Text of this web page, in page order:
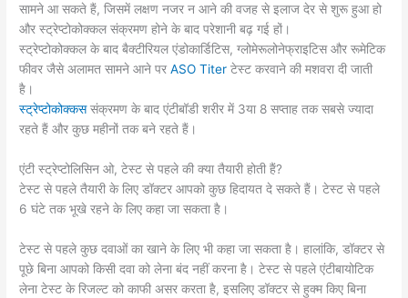
सामने आ सकते हैं, जिसमें लक्षण नजर न आने की वजह से इलाज देर से शुरू हुआ हो
और स्ट्रेप्टोकोक्कल संक्रमण होने के बाद परेशानी बढ़ गई हों।
स्ट्रेप्टोकोक्कल के बाद बैक्‍टीरियल एंडोकार्डिटिस, ग्लोमेरूलोनेफ्राइटिस और रूमेटिक
फीवर जैसे अलामत सामने आने परASO Titer टेस्‍ट करवाने की मशवरा दी जाती
है।
स्ट्रेप्टोकोक्कससंक्रमण के बाद एंटीबॉडी शरीर में 3या 8 सप्ताह तक सबसे ज्‍यादा
रहते हैं और कुछ महीनों तक बने रहते हैं।
एंटी स्ट्रेप्टोलिसिन ओ, टेस्‍ट से पहले की क्या तैयारी होती हैं?
टेस्‍ट से पहले तैयारी के लिए डॉक्‍टर आपको कुछ हिदायत दे सकते हैं। टेस्‍ट से पहले
6 घंटे तक भूखे रहने के लिए कहा जा सकता है।
टेस्‍ट से पहले कुछ दवाओं का खाने के लिए भी कहा जा सकता है। हालांकि, डॉक्‍टर से
पूछे बिना आपको किसी दवा को लेना बंद नहीं करना है। टेस्‍ट से पहले एंटीबायोटिक
लेना टेस्‍ट के रिजल्‍ट को काफी असर करता है, इसलिए डॉक्‍टर से हुक्म किए बिना